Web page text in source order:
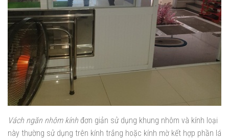
Vách ngăn nhôm kính đơn giản sử dụng khung nhôm và kính loại
này thường sử dụng trên kính trắng hoặc kính mờ kết hợp phần lá